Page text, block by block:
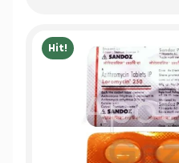
Hit!